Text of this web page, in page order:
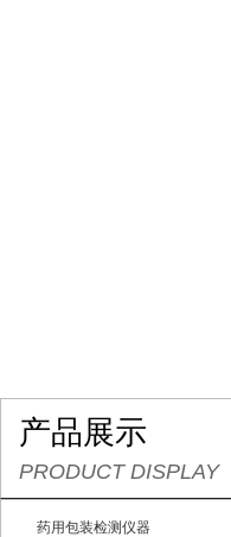
产品展示
PRODUCT DISPLAY
药用包装检测仪器